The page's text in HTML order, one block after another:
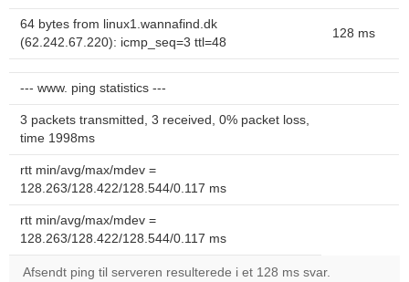
64 bytes from linux1.wannafind.dk
(62.242.67.220): icmp_seq=3 ttl=48
128 ms
--- www. ping statistics ---
3 packets transmitted, 3 received, 0% packet loss,
time 1998ms
rtt min/avg/max/mdev =
128.263/128.422/128.544/0.117 ms
rtt min/avg/max/mdev =
128.263/128.422/128.544/0.117 ms
Afsendt ping til serveren resulterede i et 128 ms svar.